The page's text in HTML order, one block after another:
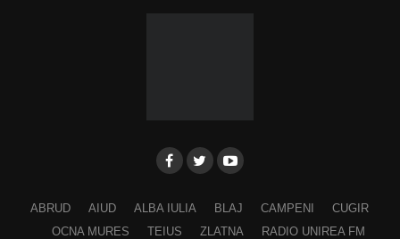
ABRUD AIUD ALBA IULIA BLAJ CAMPENI
CUGIR
OCNA MURES
TEIUS ZLATNA RADIO UNIREA FM